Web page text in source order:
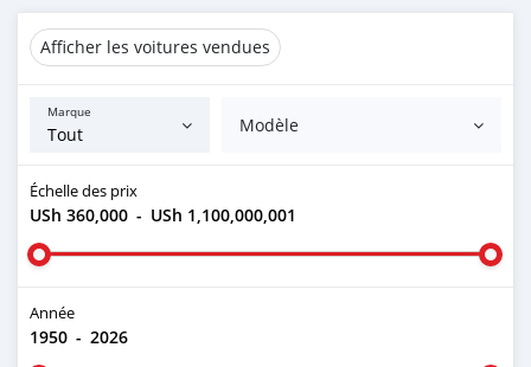
Afficher les voitures vendues
Marque
Modèle
Échelle des prix
USh 360,000 - USh 1,100,000,001
Année
1950 - 2026